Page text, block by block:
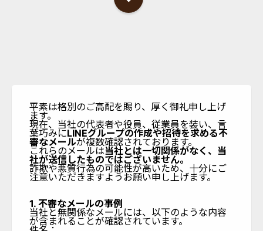
平素は格別のご高配を賜り、厚く御礼申し上げ
ます。
現在、当社の代表者や役員、従業員を装い、言
葉巧みにLINEグループの作成や招待を求める不
審なメールが複数確認されております。
これらのメールは当社とは一切関係がなく、当
社が送信したものではございません。
詐欺や悪質行為の可能性が高いため、十分にご
注意いただきますようお願い申し上げます。
1. 不審なメールの事例
当社と無関係なメールには、以下のような内容
が含まれることが確認されています。